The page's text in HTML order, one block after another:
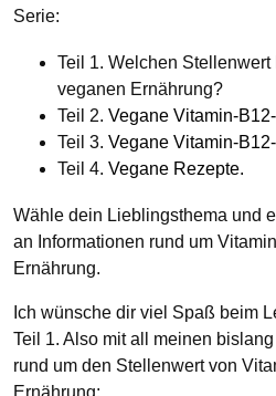
Serie:
Teil 1. Welchen
veganen Ernährung?
Teil 2. Vegane Vitamin-
Teil 3. Vegane Vitamin-
Teil 4. Vegane Rezepte.
Wähle dein Lieblingsthema und
an Informationen rund um
Ernährung.
Ich wünsche dir viel Spaß beim
Teil 1. Also mit all meinen
rund um den Stellenwert von
Ernährung: